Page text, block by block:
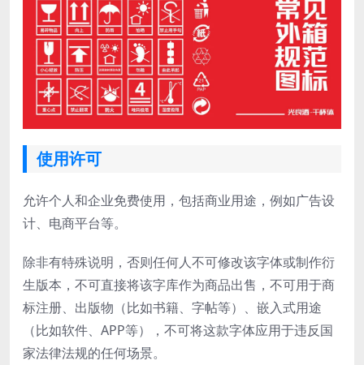
使用许可
允许个人和企业免费使用，包括商业用途，例如广告设
计、电商平台等。
除非有特殊说明，否则任何人不可修改该字体或制作衍
生版本，不可直接将该字库作为商品出售，不可用于商
标注册、出版物（比如书籍、字帖等）、嵌入式用途
（比如软件、APP等），不可将这款字体应用于违反国
家法律法规的任何场景。